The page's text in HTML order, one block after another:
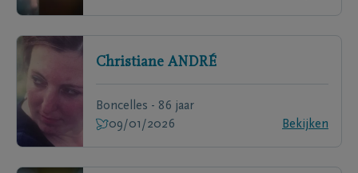
Christiane ANDRÉ
Boncelles - 86 jaar
09/01/2026
Bekijken